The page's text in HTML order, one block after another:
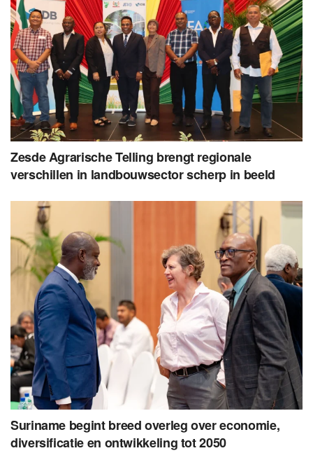
Zesde Agrarische Telling brengt regionale
verschillen in landbouwsector scherp in beeld
Suriname begint breed overleg over economie,
diversificatie en ontwikkeling tot 2050